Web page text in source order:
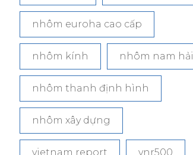
nhôm euroha cao cấp
nhôm kính nhôm nam hải
nhôm thanh định hình
nhôm xây dựng
vietnam report vnr500